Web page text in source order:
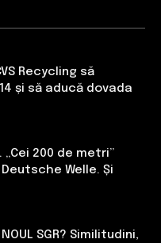
Recycling să
și să aducă dovada
„Cei 200 de metri”
Welle. Și
NOUL SGR? Similitudini,